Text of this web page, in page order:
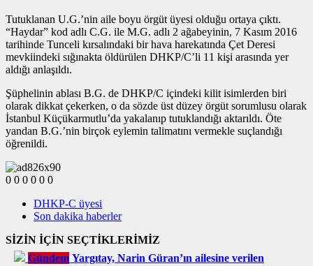
Tutuklanan U.G.’nin aile boyu örgüt üyesi olduğu ortaya çıktı.
“Haydar” kod adlı C.G. ile M.G. adlı 2 ağabeyinin, 7 Kasım 2016
tarihinde Tunceli kırsalındaki bir hava harekatında Çet Deresi
mevkiindeki sığınakta öldürülen DHKP/C’li 11 kişi arasında yer
aldığı anlaşıldı.
Şüphelinin ablası B.G. de DHKP/C içindeki kilit isimlerden biri
olarak dikkat çekerken, o da sözde üst düzey örgüt sorumlusu olarak
İstanbul Küçükarmutlu’da yakalanıp tutuklandığı aktarıldı. Öte
yandan B.G.’nin birçok eylemin talimatını vermekle suçlandığı
öğrenildi.
0 0 0 0 0 0
DHKP-C üyesi
Son dakika haberler
SİZİN İÇİN SEÇTİKLERİMİZ
Gündem Yargıtay, Narin Güran’ın ailesine verilen